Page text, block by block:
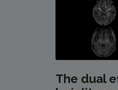
The dual